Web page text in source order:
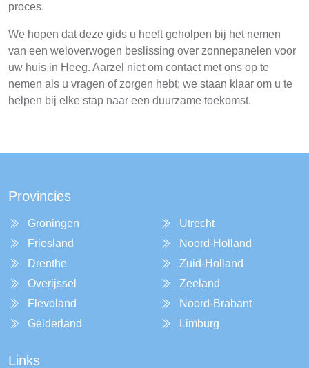
proces.
We hopen dat deze gids u heeft geholpen bij het nemen
van een weloverwogen beslissing over zonnepanelen voor
uw huis in Heeg. Aarzel niet om contact met ons op te
nemen als u vragen of zorgen hebt; we staan klaar om u te
helpen bij elke stap naar een duurzame toekomst.
Provincies
Groningen
Friesland
Drenthe
Overijssel
Flevoland
Gelderland
Utrecht
Noord-Holland
Zuid-Holland
Zeeland
Noord-Brabant
Limburg
Links